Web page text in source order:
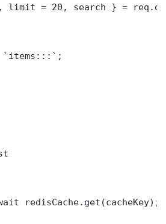
limit = 20, search } =
`items:::`;
redisCache.get(cacheKey);